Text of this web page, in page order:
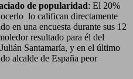
de popularidad: El 20%
lo califican directamente
en una encuesta durante sus 12
resultado para él del
Santamaría, y en el último
alcalde de España peor